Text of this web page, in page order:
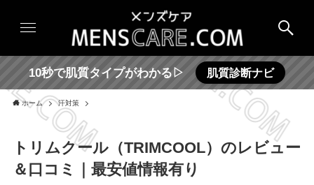
10秒で肌質タイプがわかる▷ 肌質診断ナビ
ホーム 汗対策
トリムクール（TRIMCOOL）のレビュー
＆口コミ｜最安値情報有り